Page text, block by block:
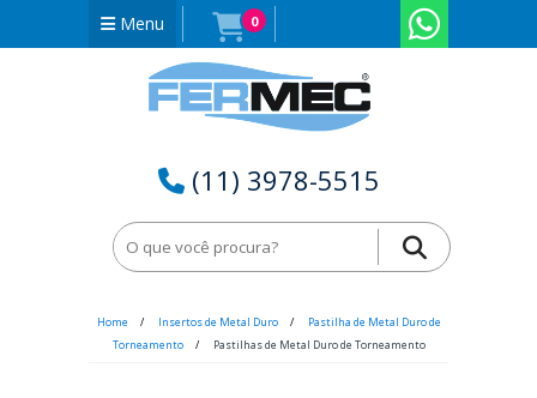
Menu 0
(11) 3978-5515
Home Insertos de Metal Duro
Pastilha de Metal Duro de
Torneamento
Pastilhas de Metal Duro de Torneamento